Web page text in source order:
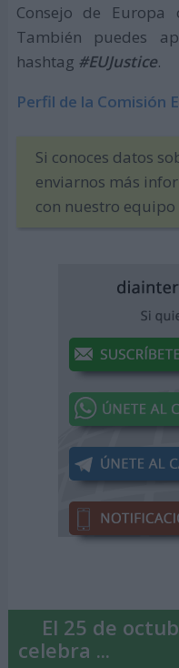
Consejo de
También puedes
hashtag #EUJustice.
Perfil de la Comisión
Si conoces datos
enviarnos más
con nuestro
El 25 de
celebra ...